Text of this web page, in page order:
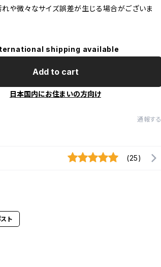
れや微々なサイズ誤差が生じる場合がございま
shipping available
Add to cart
日本国内にお住まいの方向け
通報する
(25)
ト